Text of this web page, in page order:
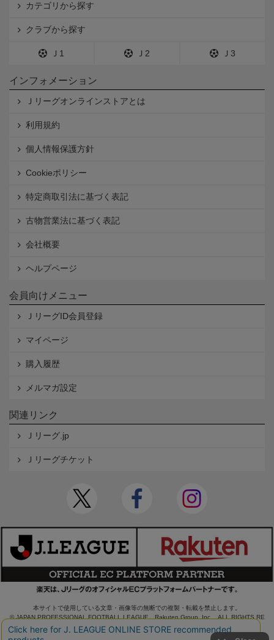
カテゴリから探す
クラブから探す
Ｊ1 Ｊ2 Ｊ3
インフォメーション
Ｊリーグオンラインストアとは
利用規約
個人情報保護方針
Cookieポリシー
特定商取引法に基づく表記
古物営業法に基づく表記
会社概要
ヘルプページ
会員向けメニュー
ＪリーグID会員登録
マイページ
購入履歴
メルマガ設定
関連リンク
Ｊリーグ.jp
Ｊリーグチケット
本サイトで使用している文章・画像等の無断での複製・転載を禁止します。
© JAPAN PROFESSIONAL FOOTBALL LEAGUE Rakuten Group, Inc. ALL RIGHTS RE
SERVED.